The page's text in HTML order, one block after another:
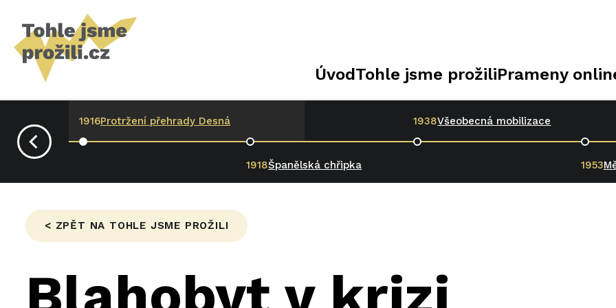
ÚvodTohle jsme prožiliPrameny
Protržení přehrady Desná
1916
Španělská chřipka
1918
Všeobecná mobilizace
1938
1953
< ZPĚT NA TOHLE JSME PROŽILI